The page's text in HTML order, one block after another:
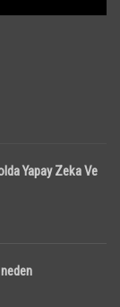
Yapay Zeka Ve